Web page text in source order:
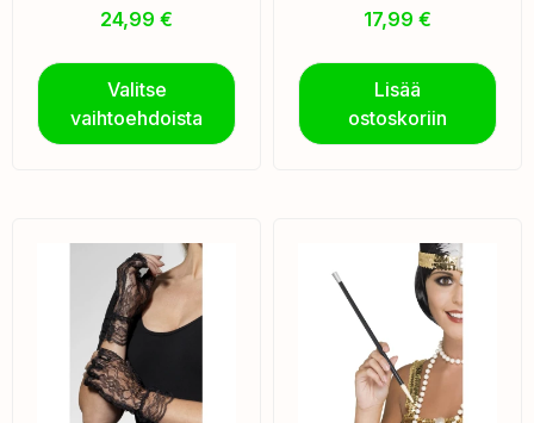
24,99 €
Valitse
vaihtoehdoista
17,99 €
Lisää
ostoskoriin